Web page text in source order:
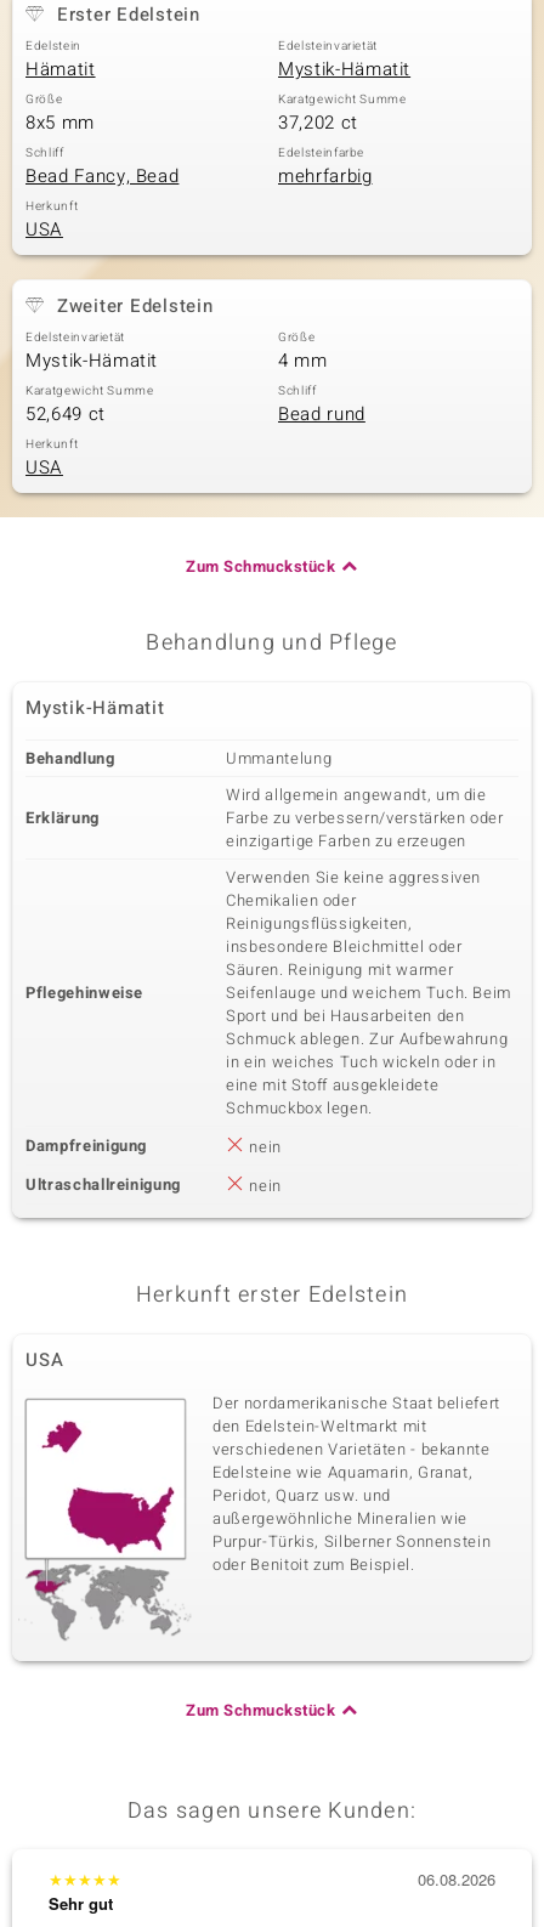
Erster Edelstein
Edelstein
Hämatit
Edelsteinvarietät
Mystik-Hämatit
Größe
8x5 mm
Karatgewicht Summe
37,202 ct
Schliff
Bead Fancy, Bead
Edelsteinfarbe
mehrfarbig
Herkunft
USA
Zweiter Edelstein
Edelsteinvarietät
Mystik-Hämatit
Größe
4 mm
Karatgewicht Summe
52,649 ct
Schliff
Bead rund
Herkunft
USA
Zum Schmuckstück
Behandlung und Pflege
Mystik-Hämatit
Behandlung Ummantelung
Erklärung
Wird allgemein angewandt, um die
Farbe zu verbessern/verstärken oder
einzigartige Farben zu erzeugen
Pflegehinweise
Verwenden Sie keine aggressiven
Chemikalien oder
Reinigungsflüssigkeiten,
insbesondere Bleichmittel oder
Säuren. Reinigung mit warmer
Seifenlauge und weichem Tuch. Beim
Sport und bei Hausarbeiten den
Schmuck ablegen. Zur Aufbewahrung
in ein weiches Tuch wickeln oder in
eine mit Stoff ausgekleidete
Schmuckbox legen.
Dampfreinigung
nein
Ultraschallreinigung
nein
Herkunft erster Edelstein
USA
Der nordamerikanische Staat beliefert
den Edelstein-Weltmarkt mit
verschiedenen Varietäten - bekannte
Edelsteine wie Aquamarin, Granat,
Peridot, Quarz usw. und
außergewöhnliche Mineralien wie
Purpur-Türkis, Silberner Sonnenstein
oder Benitoit zum Beispiel.
Zum Schmuckstück
Das sagen unsere Kunden:
★★★★★
Sehr gut
06.08.2026